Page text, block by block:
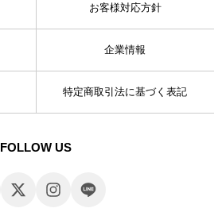
お客様対応方針
企業情報
特定商取引法に基づく表記
FOLLOW US